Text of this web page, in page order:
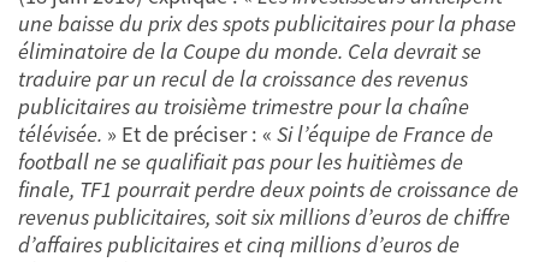
une baisse du prix des spots publicitaires pour la phase
éliminatoire de la Coupe du monde. Cela devrait se
traduire par un recul de la croissance des revenus
publicitaires au troisième trimestre pour la chaîne
télévisée. » Et de préciser : « Si l’équipe de France de
football ne se qualifiait pas pour les huitièmes de
finale, TF1 pourrait perdre deux points de croissance de
revenus publicitaires, soit six millions d’euros de chiffre
d’affaires publicitaires et cinq millions d’euros de